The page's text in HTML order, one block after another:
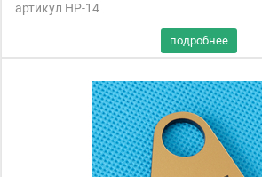
артикул НР-14